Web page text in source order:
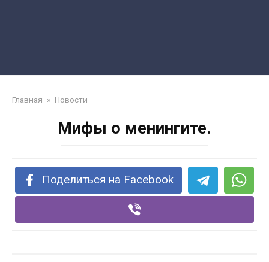
Главная » Новости
Мифы о менингите.
Поделиться на Facebook